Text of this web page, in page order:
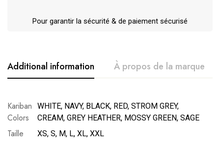
Pour garantir la sécurité & de paiement sécurisé
Additional information À propos de la marque
Kariban
Colors
WHITE, NAVY, BLACK, RED, STROM GREY,
CREAM, GREY HEATHER, MOSSY GREEN, SAGE
Taille XS, S, M, L, XL, XXL
Plus De Produits
Avis clients
Questions clients